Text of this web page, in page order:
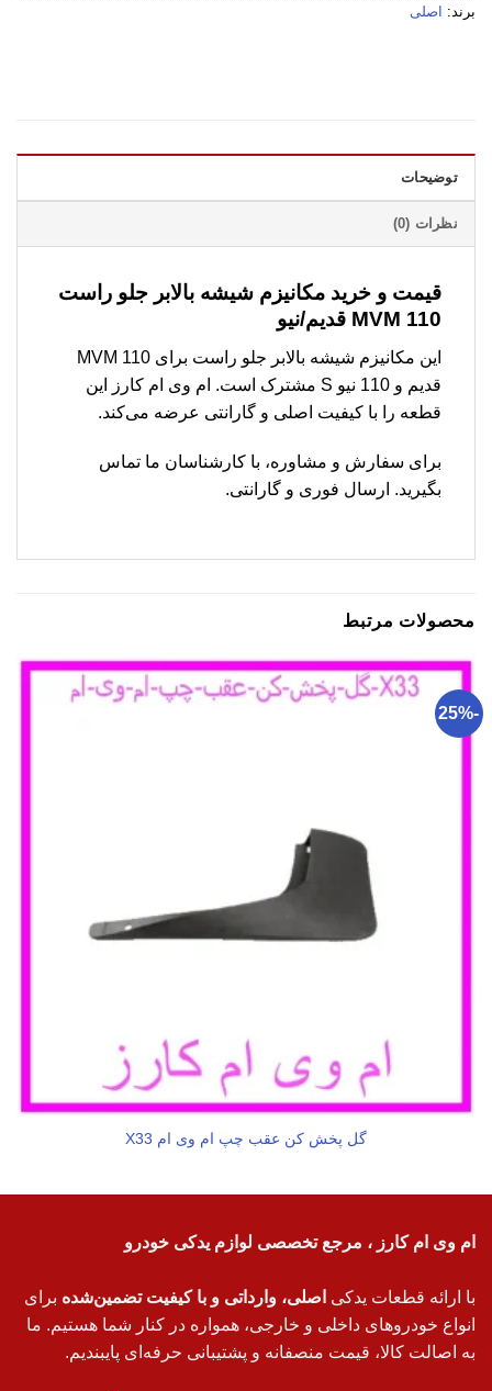
برند: اصلی
توضیحات
نظرات (0)
قیمت و خرید مکانیزم شیشه بالابر جلو راست
MVM 110 قدیم/نیو
این مکانیزم شیشه بالابر جلو راست برای MVM 110
قدیم و 110 نیو S مشترک است. ام وی ام کارز این
قطعه را با کیفیت اصلی و گارانتی عرضه می‌کند.
برای سفارش و مشاوره، با کارشناسان ما تماس
بگیرید. ارسال فوری و گارانتی.
محصولات مرتبط
-25%
گل پخش کن عقب چپ ام وی ام X33
ام وی ام کارز ، مرجع تخصصی لوازم یدکی خودرو
با ارائه قطعات یدکی اصلی، وارداتی و با کیفیت تضمین‌شده برای
انواع خودروهای داخلی و خارجی، همواره در کنار شما هستیم. ما
به اصالت کالا، قیمت منصفانه و پشتیبانی حرفه‌ای پایبندیم.